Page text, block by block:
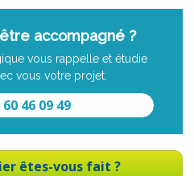
accompagné ?
vous rappelle et étudie
vous votre projet.
60 46 09 49
êtes-vous fait ?